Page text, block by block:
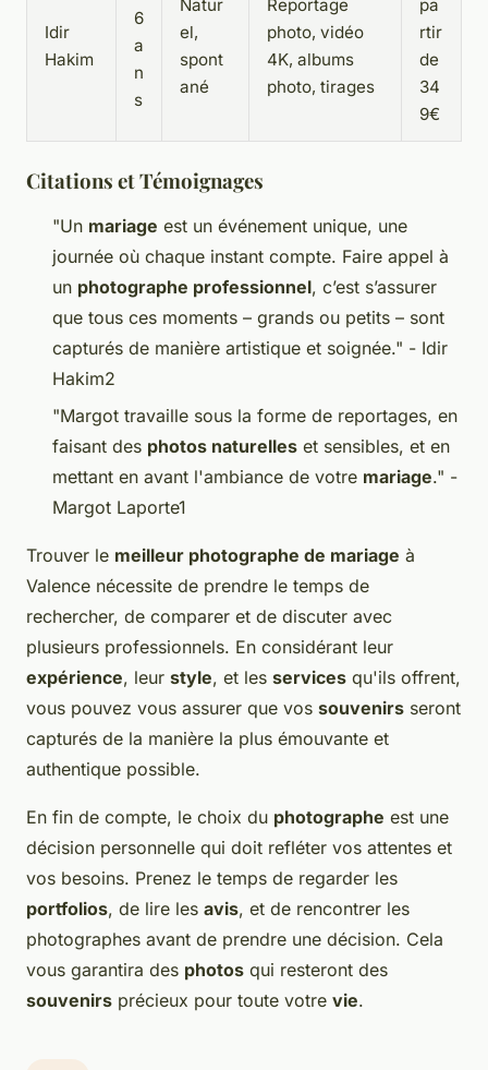
Idir
Hakim
6
a
n
s
Natur
el,
spont
ané
Reportage
photo, vidéo
4K, albums
photo, tirages
pa
rtir
de
34
9€
Citations et Témoignages
"Un mariage est un événement unique, une
journée où chaque instant compte. Faire appel à
un photographe professionnel, c’est s’assurer
que tous ces moments – grands ou petits – sont
capturés de manière artistique et soignée." - Idir
Hakim2
"Margot travaille sous la forme de reportages, en
faisant des photos naturelles et sensibles, et en
mettant en avant l'ambiance de votre mariage." -
Margot Laporte1
Trouver le meilleur photographe de mariage à
Valence nécessite de prendre le temps de
rechercher, de comparer et de discuter avec
plusieurs professionnels. En considérant leur
expérience, leur style, et les services qu'ils offrent,
vous pouvez vous assurer que vos souvenirs seront
capturés de la manière la plus émouvante et
authentique possible.
En fin de compte, le choix du photographe est une
décision personnelle qui doit refléter vos attentes et
vos besoins. Prenez le temps de regarder les
portfolios, de lire les avis, et de rencontrer les
photographes avant de prendre une décision. Cela
vous garantira des photos qui resteront des
souvenirs précieux pour toute votre vie.